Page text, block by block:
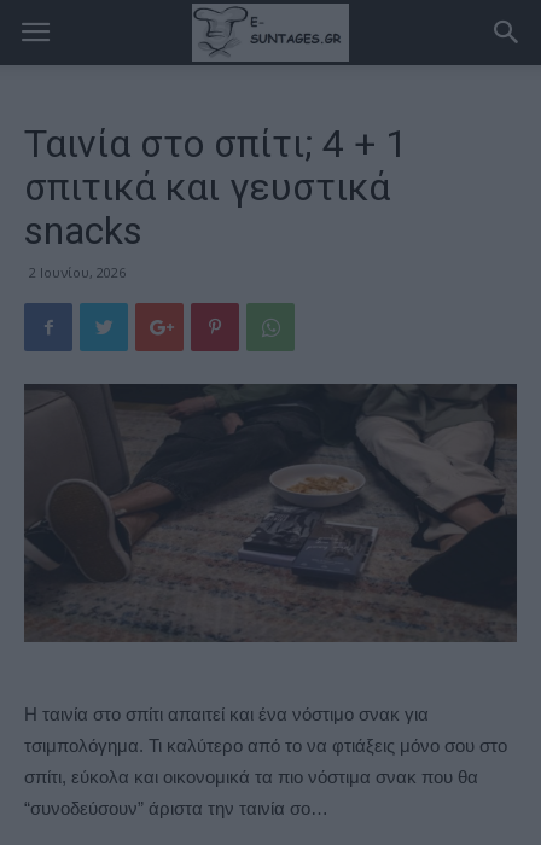
Ταινία στο σπίτι; 4 + 1
σπιτικά και γευστικά
snacks
2 Ιουνίου, 2026
Η ταινία στο σπίτι απαιτεί και ένα νόστιμο σνακ για
τσιμπολόγημα. Τι καλύτερο από το να φτιάξεις μόνο σου στο
σπίτι, εύκολα και οικονομικά τα πιο νόστιμα σνακ που θα
“συνοδεύσουν” άριστα την ταινία σο…